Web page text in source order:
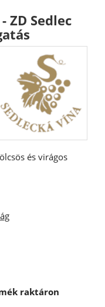
ZD Sedlec
és virágos
raktáron